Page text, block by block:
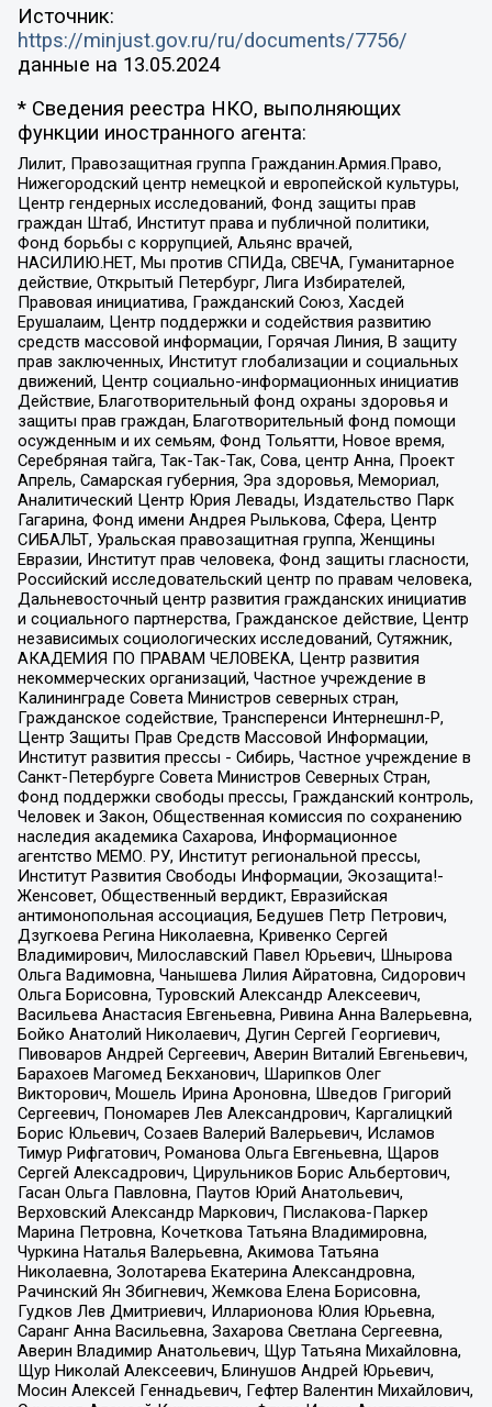
Источник:
https://minjust.gov.ru/ru/documents/7756/
данные на 13.05.2024
* Сведения реестра НКО, выполняющих
функции иностранного агента:
Лилит, Правозащитная группа Гражданин.Армия.Право,
Нижегородский центр немецкой и европейской культуры,
Центр гендерных исследований, Фонд защиты прав
граждан Штаб, Институт права и публичной политики,
Фонд борьбы с коррупцией, Альянс врачей,
НАСИЛИЮ.НЕТ, Мы против СПИДа, СВЕЧА, Гуманитарное
действие, Открытый Петербург, Лига Избирателей,
Правовая инициатива, Гражданский Союз, Хасдей
Ерушалаим, Центр поддержки и содействия развитию
средств массовой информации, Горячая Линия, В защиту
прав заключенных, Институт глобализации и социальных
движений, Центр социально-информационных инициатив
Действие, Благотворительный фонд охраны здоровья и
защиты прав граждан, Благотворительный фонд помощи
осужденным и их семьям, Фонд Тольятти, Новое время,
Серебряная тайга, Так-Так-Так, Сова, центр Анна, Проект
Апрель, Самарская губерния, Эра здоровья, Мемориал,
Аналитический Центр Юрия Левады, Издательство Парк
Гагарина, Фонд имени Андрея Рылькова, Сфера, Центр
СИБАЛЬТ, Уральская правозащитная группа, Женщины
Евразии, Институт прав человека, Фонд защиты гласности,
Российский исследовательский центр по правам человека,
Дальневосточный центр развития гражданских инициатив
и социального партнерства, Гражданское действие, Центр
независимых социологических исследований, Сутяжник,
АКАДЕМИЯ ПО ПРАВАМ ЧЕЛОВЕКА, Центр развития
некоммерческих организаций, Частное учреждение в
Калининграде Совета Министров северных стран,
Гражданское содействие, Трансперенси Интернешнл-Р,
Центр Защиты Прав Средств Массовой Информации,
Институт развития прессы - Сибирь, Частное учреждение в
Санкт-Петербурге Совета Министров Северных Стран,
Фонд поддержки свободы прессы, Гражданский контроль,
Человек и Закон, Общественная комиссия по сохранению
наследия академика Сахарова, Информационное
агентство МЕМО. РУ, Институт региональной прессы,
Институт Развития Свободы Информации, Экозащита!-
Женсовет, Общественный вердикт, Евразийская
антимонопольная ассоциация, Бедушев Петр Петрович,
Дзугкоева Регина Николаевна, Кривенко Сергей
Владимирович, Милославский Павел Юрьевич, Шнырова
Ольга Вадимовна, Чанышева Лилия Айратовна, Сидорович
Ольга Борисовна, Туровский Александр Алексеевич,
Васильева Анастасия Евгеньевна, Ривина Анна Валерьевна,
Бойко Анатолий Николаевич, Дугин Сергей Георгиевич,
Пивоваров Андрей Сергеевич, Аверин Виталий Евгеньевич,
Барахоев Магомед Бекханович, Шарипков Олег
Викторович, Мошель Ирина Ароновна, Шведов Григорий
Сергеевич, Пономарев Лев Александрович, Каргалицкий
Борис Юльевич, Созаев Валерий Валерьевич, Исламов
Тимур Рифгатович, Романова Ольга Евгеньевна, Щаров
Сергей Алексадрович, Цирульников Борис Альбертович,
Гасан Ольга Павловна, Паутов Юрий Анатольевич,
Верховский Александр Маркович, Пислакова-Паркер
Марина Петровна, Кочеткова Татьяна Владимировна,
Чуркина Наталья Валерьевна, Акимова Татьяна
Николаевна, Золотарева Екатерина Александровна,
Рачинский Ян Збигневич, Жемкова Елена Борисовна,
Гудков Лев Дмитриевич, Илларионова Юлия Юрьевна,
Саранг Анна Васильевна, Захарова Светлана Сергеевна,
Аверин Владимир Анатольевич, Щур Татьяна Михайловна,
Щур Николай Алексеевич, Блинушов Андрей Юрьевич,
Мосин Алексей Геннадьевич, Гефтер Валентин Михайлович,